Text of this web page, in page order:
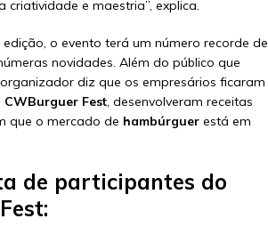
e maestria”, explica.
o evento terá um número recorde de
novidades. Além do público que
diz que os empresários ficaram
CWBurguer Fest, desenvolveram receitas
que o mercado de hambúrguer está em
de participantes do